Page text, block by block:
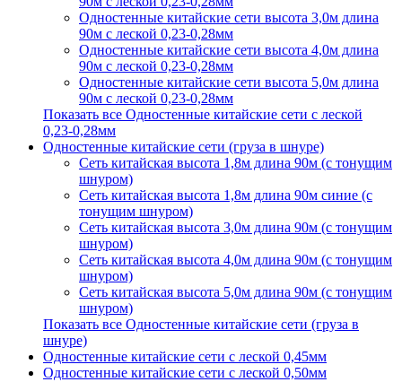
Одностенные китайские сети высота 3,0м длина
90м с леской 0,23-0,28мм
Одностенные китайские сети высота 4,0м длина
90м с леской 0,23-0,28мм
Одностенные китайские сети высота 5,0м длина
90м с леской 0,23-0,28мм
Показать все Одностенные китайские сети с леской
0,23-0,28мм
Одностенные китайские сети (груза в шнуре)
Сеть китайская высота 1,8м длина 90м (с тонущим
шнуром)
Сеть китайская высота 1,8м длина 90м синие (с
тонущим шнуром)
Сеть китайская высота 3,0м длина 90м (с тонущим
шнуром)
Сеть китайская высота 4,0м длина 90м (с тонущим
шнуром)
Сеть китайская высота 5,0м длина 90м (с тонущим
шнуром)
Показать все Одностенные китайские сети (груза в
шнуре)
Одностенные китайские сети с леской 0,45мм
Одностенные китайские сети с леской 0,50мм